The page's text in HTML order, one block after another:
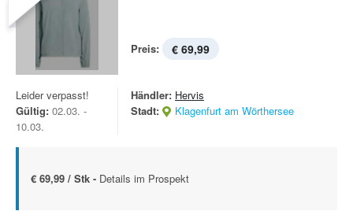
Preis: € 69,99
Leider verpasst!
Gültig: 02.03. -
10.03.
Händler: Hervis
Stadt:
Klagenfurt am Wörthersee
€ 69,99 / Stk - Details im Prospekt